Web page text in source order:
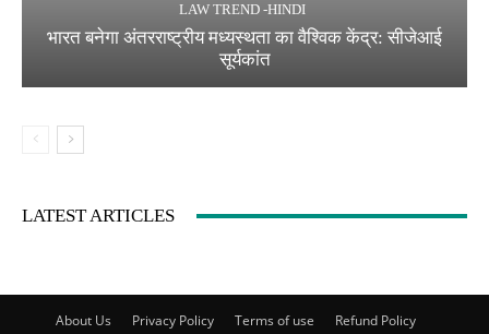
LAW TREND -HINDI
भारत बनेगा अंतरराष्ट्रीय मध्यस्थता का वैश्विक केंद्र: सीजेआई
सूर्यकांत
LATEST ARTICLES
About Us Privacy Policy Terms of use Refund Policy